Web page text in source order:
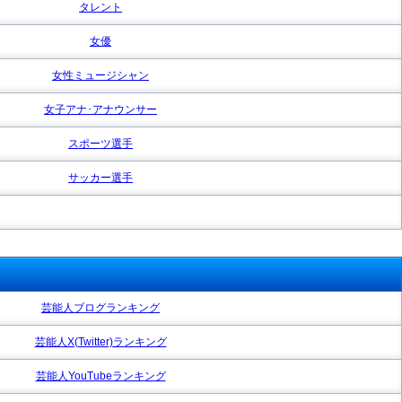
タレント
女優
女性ミュージシャン
女子アナ･アナウンサー
スポーツ選手
サッカー選手
芸能人ブログランキング
芸能人X(Twitter)ランキング
芸能人YouTubeランキング